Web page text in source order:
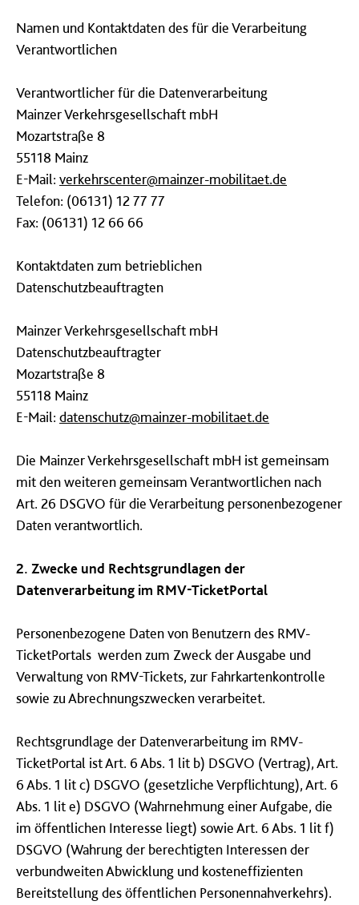
Namen und Kontaktdaten des für die Verarbeitung
Verantwortlichen
Verantwortlicher für die Datenverarbeitung
Mainzer Verkehrsgesellschaft mbH
Mozartstraße 8
55118 Mainz
E-Mail: verkehrscenter@mainzer-mobilitaet.de
Telefon: (06131) 12 77 77
Fax: (06131) 12 66 66
Kontaktdaten zum betrieblichen
Datenschutzbeauftragten
Mainzer Verkehrsgesellschaft mbH
Datenschutzbeauftragter
Mozartstraße 8
55118 Mainz
E-Mail: datenschutz@mainzer-mobilitaet.de
Die Mainzer Verkehrsgesellschaft mbH ist gemeinsam
mit den weiteren gemeinsam Verantwortlichen nach
Art. 26 DSGVO für die Verarbeitung personenbezogener
Daten verantwortlich.
2. Zwecke und Rechtsgrundlagen der
Datenverarbeitung im RMV-TicketPortal
Personenbezogene Daten von Benutzern des RMV-
TicketPortals werden zum Zweck der Ausgabe und
Verwaltung von RMV-Tickets, zur Fahrkartenkontrolle
sowie zu Abrechnungszwecken verarbeitet.
Rechtsgrundlage der Datenverarbeitung im RMV-
TicketPortal ist Art. 6 Abs. 1 lit b) DSGVO (Vertrag), Art.
6 Abs. 1 lit c) DSGVO (gesetzliche Verpflichtung), Art. 6
Abs. 1 lit e) DSGVO (Wahrnehmung einer Aufgabe, die
im öffentlichen Interesse liegt) sowie Art. 6 Abs. 1 lit f)
DSGVO (Wahrung der berechtigten Interessen der
verbundweiten Abwicklung und kosteneffizienten
Bereitstellung des öffentlichen Personennahverkehrs).